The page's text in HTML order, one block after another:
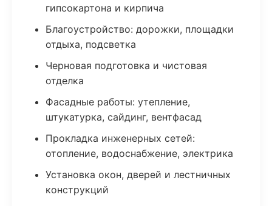
гипсокартона и кирпича
Благоустройство: дорожки, площадки
отдыха, подсветка
Черновая подготовка и чистовая
отделка
Фасадные работы: утепление,
штукатурка, сайдинг, вентфасад
Прокладка инженерных сетей:
отопление, водоснабжение, электрика
Установка окон, дверей и лестничных
конструкций